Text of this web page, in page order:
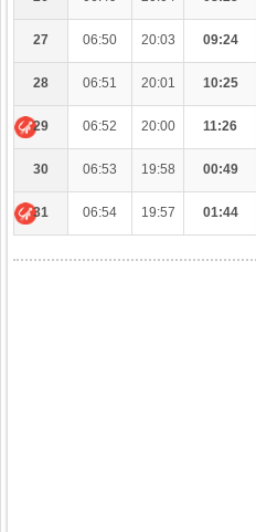
27 06:50 20:03 09:24
28 06:51 20:01 10:25
29 06:52 20:00 11:26
30 06:53 19:58 00:49
31 06:54 19:57 01:44